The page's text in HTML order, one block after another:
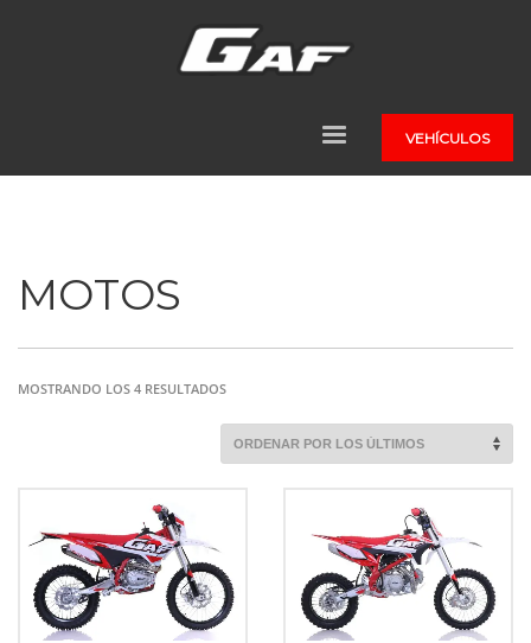
VEHÍCULOS
MOTOS
MOSTRANDO LOS 4 RESULTADOSORDENADO
LOS
ÚLTIMOS